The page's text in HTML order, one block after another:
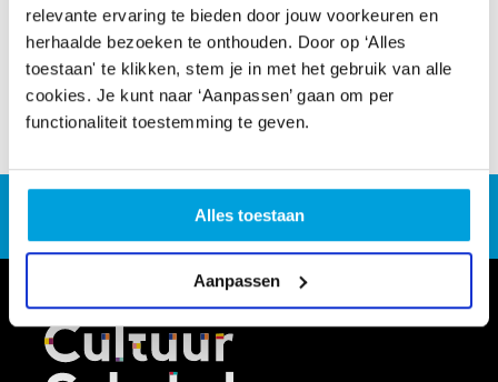
relevante ervaring te bieden door jouw voorkeuren en
herhaalde bezoeken te onthouden. Door op ‘Alles
toestaan' te klikken, stem je in met het gebruik van alle
cookies. Je kunt naar ‘Aanpassen’ gaan om per
functionaliteit toestemming te geven.
Alles toestaan
Aanpassen
Het hele artikel lezen?
Lees het in de kennisbank
CultuurSchakel brengt je verder in kunst en cultuur in
Den Haag